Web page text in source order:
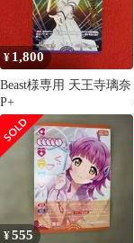
¥ 1,800
Beast様専用 天王寺璃奈
P+
¥555